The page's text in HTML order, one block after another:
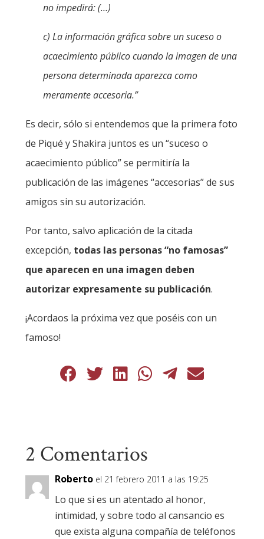
no impedirá: (…)
c) La información gráfica sobre un suceso o
acaecimiento público cuando la imagen de una
persona determinada aparezca como
meramente accesoria.”
Es decir, sólo si entendemos que la primera foto
de Piqué y Shakira juntos es un “suceso o
acaecimiento público” se permitiría la
publicación de las imágenes “accesorias” de sus
amigos sin su autorización.
Por tanto, salvo aplicación de la citada
excepción, todas las personas “no famosas”
que aparecen en una imagen deben
autorizar expresamente su publicación.
¡Acordaos la próxima vez que poséis con un
famoso!
2 Comentarios
Roberto el 21 febrero 2011 a las 19:25
Lo que si es un atentado al honor,
intimidad, y sobre todo al cansancio es
que exista alguna compañía de teléfonos